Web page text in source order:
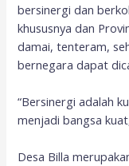
bersinergi dan
khususnya dan
damai, tenteram,
bernegara dapat
“Bersinergi adalah
menjadi bangsa
Desa Billa